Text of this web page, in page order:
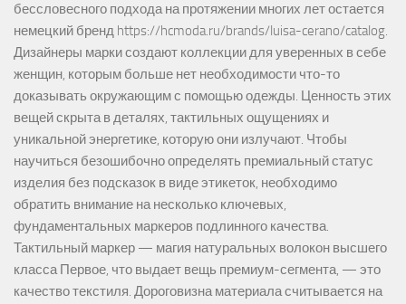
бессловесного подхода на протяжении многих лет остается
немецкий бренд https://hcmoda.ru/brands/luisa-cerano/catalog.
Дизайнеры марки создают коллекции для уверенных в себе
женщин, которым больше нет необходимости что-то
доказывать окружающим с помощью одежды. Ценность этих
вещей скрыта в деталях, тактильных ощущениях и
уникальной энергетике, которую они излучают. Чтобы
научиться безошибочно определять премиальный статус
изделия без подсказок в виде этикеток, необходимо
обратить внимание на несколько ключевых,
фундаментальных маркеров подлинного качества.
Тактильный маркер — магия натуральных волокон высшего
класса Первое, что выдает вещь премиум-сегмента, — это
качество текстиля. Дороговизна материала считывается на